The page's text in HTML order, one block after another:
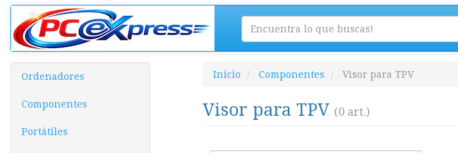
Ordenadores
Componentes
Portátiles
Inicio Componentes Visor para TPV
Visor para TPV (0 art.)